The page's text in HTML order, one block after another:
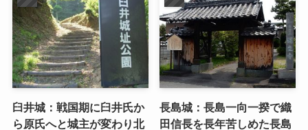
臼井城：戦国期に臼井氏か
ら原氏へと城主が変わり北
長島城：長島一向一揆で織
田信長を長年苦しめた長島